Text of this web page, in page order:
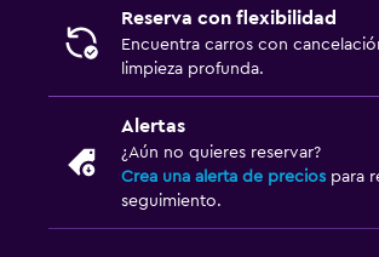
Reserva con flexibilidad
Encuentra carros con
limpieza profunda.
Alertas
¿Aún no quieres reservar?
Crea una alerta de precios para
seguimiento.